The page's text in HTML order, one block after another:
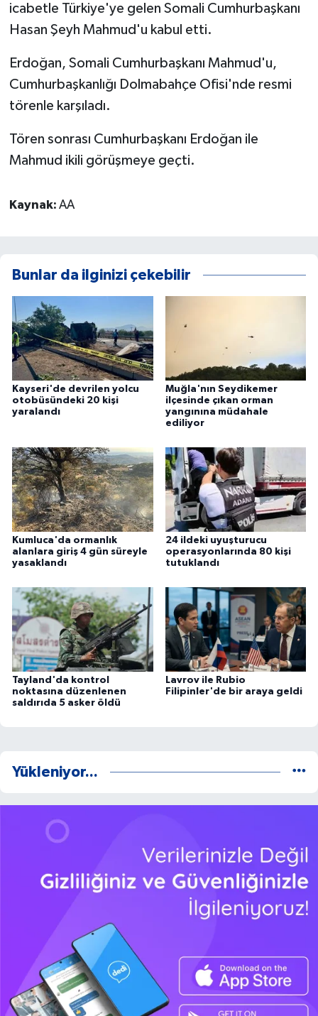
icabetle Türkiye'ye gelen Somali Cumhurbaşkanı
Hasan Şeyh Mahmud'u kabul etti.
Erdoğan, Somali Cumhurbaşkanı Mahmud'u,
Cumhurbaşkanlığı Dolmabahçe Ofisi'nde resmi
törenle karşıladı.
Tören sonrası Cumhurbaşkanı Erdoğan ile
Mahmud ikili görüşmeye geçti.
Kaynak: AA
Bunlar da ilginizi çekebilir
Kayseri'de devrilen yolcu
otobüsündeki 20 kişi
yaralandı
Muğla'nın Seydikemer
ilçesinde çıkan orman
yangınına müdahale
ediliyor
Kumluca'da ormanlık
alanlara giriş 4 gün süreyle
yasaklandı
24 ildeki uyuşturucu
operasyonlarında 80 kişi
tutuklandı
Tayland'da kontrol
noktasına düzenlenen
saldırıda 5 asker öldü
Lavrov ile Rubio
Filipinler'de bir araya geldi
Yükleniyor...